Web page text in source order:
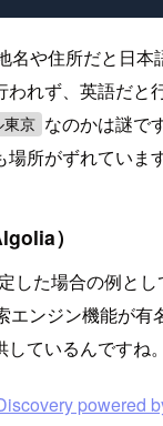
名や住所だと日本
れず、英語だと
東京 なのかは謎で
所がずれています
）
した場合の例と
エンジン機能が有
ているんですね。
powered